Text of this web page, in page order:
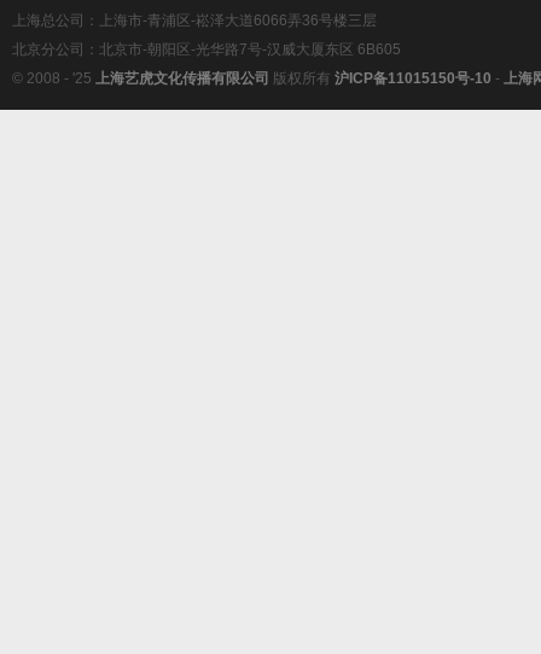
上海总公司：上海市-青浦区-崧泽大道6066弄36号楼三层
北京分公司：北京市-朝阳区-光华路7号-汉威大厦东区 6B605
© 2008 - '25 上海艺虎文化传播有限公司 版权所有 沪ICP备11015150号-10 - 上海